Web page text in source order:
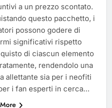
a un prezzo scontato.
questo pacchetto, i
possono godere di
significativi rispetto
di ciascun elemento
rendendolo una
allettante sia per i neofiti
i fan esperti in cerca…